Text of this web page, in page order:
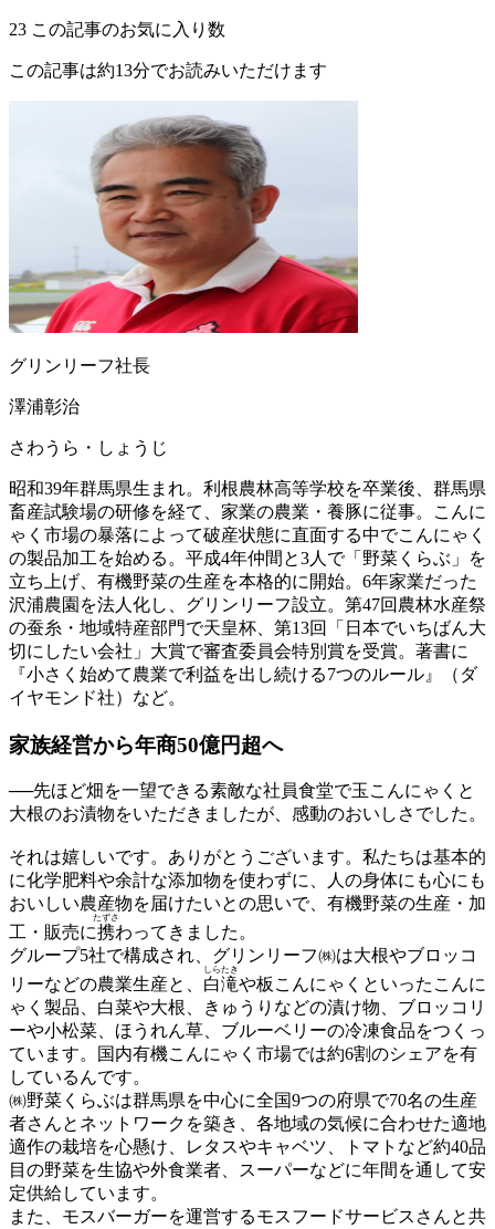
23 この記事のお気に入り数
この記事は約13分でお読みいただけます
グリンリーフ社長
澤浦彰治
さわうら・しょうじ
昭和39年群馬県生まれ。利根農林高等学校を卒業後、群馬県
畜産試験場の研修を経て、家業の農業・養豚に従事。こんに
ゃく市場の暴落によって破産状態に直面する中でこんにゃく
の製品加工を始める。平成4年仲間と3人で「野菜くらぶ」を
立ち上げ、有機野菜の生産を本格的に開始。6年家業だった
沢浦農園を法人化し、グリンリーフ設立。第47回農林水産祭
の蚕糸・地域特産部門で天皇杯、第13回「日本でいちばん大
切にしたい会社」大賞で審査委員会特別賞を受賞。著書に
『小さく始めて農業で利益を出し続ける7つのルール』（ダ
イヤモンド社）など。
家族経営から年商50億円超へ
──先ほど畑を一望できる素敵な社員食堂で玉こんにゃくと
大根のお漬物をいただきましたが、感動のおいしさでした。
それは嬉しいです。ありがとうございます。私たちは基本的
に化学肥料や余計な添加物を使わずに、人の身体にも心にも
おいしい農産物を届けたいとの思いで、有機野菜の生産・加
工・販売に携
たずさ
わってきました。
グループ5社で構成され、グリンリーフ㈱は大根やブロッコ
リーなどの農業生産と、 白滝
しらたき
や板こんにゃくといったこんに
ゃく製品、白菜や大根、きゅうりなどの漬け物、ブロッコリ
ーや小松菜、ほうれん草、ブルーベリーの冷凍食品をつくっ
ています。国内有機こんにゃく市場では約6割のシェアを有
しているんです。
㈱野菜くらぶは群馬県を中心に全国9つの府県で70名の生産
者さんとネットワークを築き、各地域の気候に合わせた適地
適作の栽培を心懸け、レタスやキャベツ、トマトなど約40品
目の野菜を生協や外食業者、スーパーなどに年間を通して安
定供給しています。
また、モスバーガーを運営するモスフードサービスさんと共